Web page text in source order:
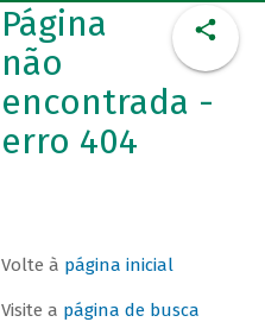
Página
não
encontrada -
erro 404
Volte à página inicial
Visite a página de busca